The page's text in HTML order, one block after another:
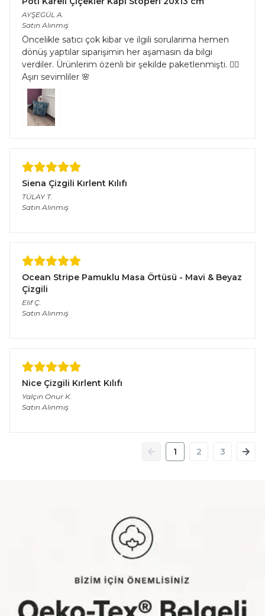
AYŞEGÜL A.
Satın Alınmış
Öncelikle satıcı çok kibar ve ilgili sorularıma hemen
dönüş yaptılar siparişimin her aşamasın da bilgi
verdiler. Ürünlerim özenli bir şekilde paketlenmişti. 👌🏻
Aşırı sevimliler 🌸
Siena Çizgili Kırlent Kılıfı
TÜLAY T.
Satın Alınmış
Ocean Stripe Pamuklu Masa Örtüsü - Mavi & Beyaz
Çizgili
Elif Ç.
Satın Alınmış
Nice Çizgili Kırlent Kılıfı
Yalçın Onur K.
Satın Alınmış
1 2 3